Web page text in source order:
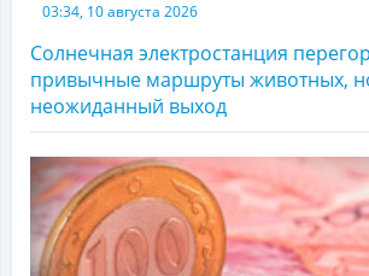
03:34, 10 августа 2026
Солнечная электростанция
привычные маршруты животных,
неожиданный выход